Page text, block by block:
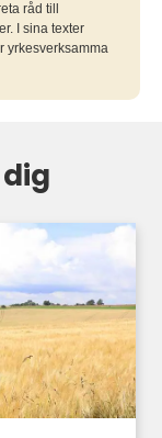
råd till
I sina texter
yrkesverksamma